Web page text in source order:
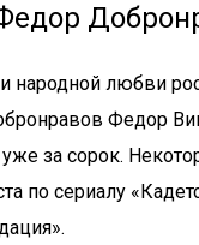
народной любви
Федор
за сорок.
по сериалу